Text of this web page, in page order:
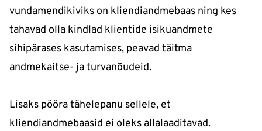
vundamendikiviks on kliendiandmebaas ning kes
tahavad olla kindlad klientide isikuandmete
sihipärases kasutamises, peavad täitma
andmekaitse- ja turvanõudeid.
Lisaks pööra tähelepanu sellele, et
kliendiandmebaasid ei oleks allalaaditavad.